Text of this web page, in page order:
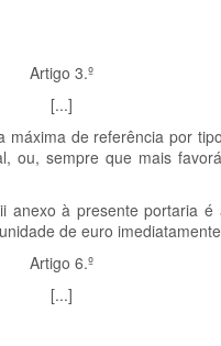
Artigo 3.º
[...]
de referência por
ou, sempre que mais
à presente portaria
de euro
Artigo 6.º
[...]